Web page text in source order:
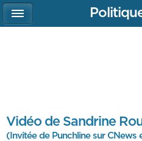
Vidéo de Sandrine
(Invitée de Punchline sur CNews